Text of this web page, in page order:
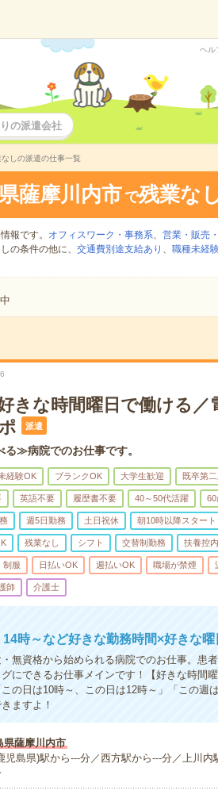
ヘル
の派遣会社
しの派遣の仕事一覧
薩摩川内市 で残業な
報です。 オフィスワーク・事務系、 営業・販売
の条件の他に、 交通費別途支給あり 、 職種未経
きな時間曜日で働ける／
派遣
≫病院でのお仕事です。
経験OK ブランクOK 大学生歓迎 既卒第
英語不要 履歴書不要 40～50代活躍 60
週5日勤務 土日祝休 朝10時以降スタート
残業なし シフト 交替制勤務 扶養控内
制服 日払いOK 週払いOK 職場が禁煙
師 介護士
時～など好きな勤務時間×好きな曜
・無資格から始められる病院でのお仕事。患
にできるお仕事メインです！【好きな時間
の日は10時～、この日は12時～」「この週
ますよ！
県薩摩川内市
児島県)駅から---分／西方駅から---分／上川